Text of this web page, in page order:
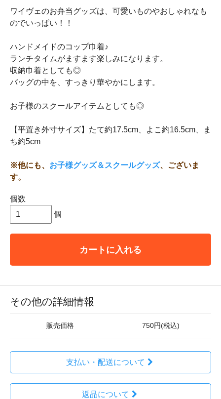
ワイヴェのお弁当グッズは、可愛いものやおしゃれなも
のでいっぱい！！
ハンドメイドのコップ巾着♪
ランチタイムがますます楽しみになります。
収納巾着としても◎
バッグの中を、すっきり華やかにします。
お子様のスクールアイテムとしても◎
【平置き外寸サイズ】たて約17.5cm、よこ約16.5cm、ま
ち約5cm
※他にも、 お子様グッズ＆スクールグッズ、ございま
す。
個数
個
カートに入れる
その他の詳細情報
販売価格 750円(税込)
支払い・配送について
返品について